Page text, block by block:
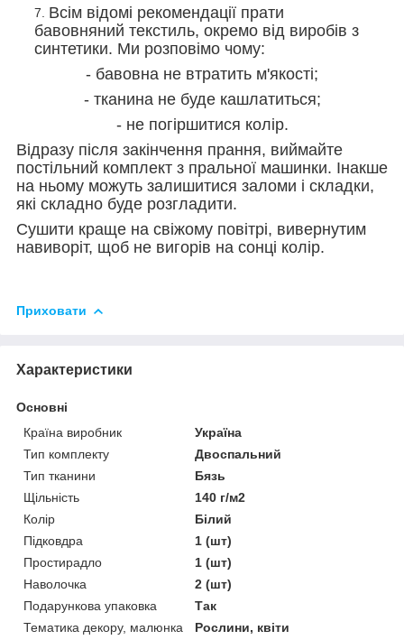
Всім відомі рекомендації прати
бавовняний текстиль, окремо від виробів з
синтетики. Ми розповімо чому:
- бавовна не втратить м'якості;
- тканина не буде кашлатиться;
- не погіршитися колір.
Відразу після закінчення прання, виймайте
постільний комплект з пральної машинки. Інакше
на ньому можуть залишитися заломи і складки,
які складно буде розгладити.
Сушити краще на свіжому повітрі, вивернутим
навиворіт, щоб не вигорів на сонці колір.
Приховати
Характеристики
Основні
Країна виробник
Україна
Тип комплекту
Двоспальний
Тип тканини
Бязь
Щільність
140 г/м2
Колір
Білий
Підковдра
1 (шт)
Простирадло
1 (шт)
Наволочка
2 (шт)
Подарункова упаковка
Так
Тематика декору, малюнка
Рослини, квіти